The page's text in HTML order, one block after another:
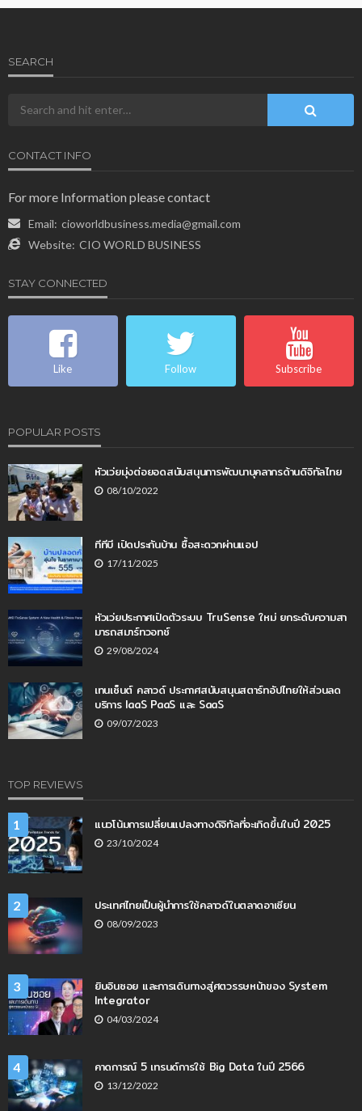
SEARCH
CONTACT INFO
For more Information please contact
Email: cioworldbusiness.media@gmail.com
Website: CIO WORLD BUSINESS
STAY CONNECTED
Like Follow Subscribe
POPULAR POSTS
หัวเว่ยมุ่งต่อยอดสนับสนุนการพัฒนาบุคลากรด้านดิจิทัลไทย
08/10/2022
ทีทีบี เปิดประกันบ้าน ซื้อสะดวกผ่านแอป
17/11/2025
หัวเว่ยประกาศเปิดตัวระบบ TruSense ใหม่ ยกระดับความสา
มารถสมาร์ทวอทช์
29/08/2024
เทนเซ็นต์ คลาวด์ ประกาศสนับสนุนสตาร์ทอัปไทยให้ส่วนลด
บริการ IaaS PaaS และ SaaS
09/07/2023
TOP REVIEWS
1 แนวโน้มการเปลี่ยนแปลงทางดิจิทัลที่จะเกิดขึ้นในปี 2025
23/10/2024
2 ประเทศไทยเป็นผู้นำการใช้คลาวด์ในตลาดอาเซียน
08/09/2023
3
ยิบอินซอย และการเดินทางสู่ศตวรรษหน้าของ System
Integrator
04/03/2024
4 คาดการณ์ 5 เทรนด์การใช้ Big Data ในปี 2566
13/12/2022